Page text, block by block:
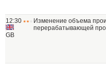
12:30
GB
Изменение объема
перерабатывающей